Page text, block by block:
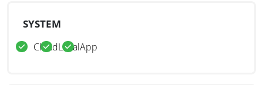
SYSTEM
CloudLokalApp